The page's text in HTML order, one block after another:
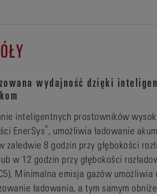
wydajność dzięki
inteligentnych prostowników
EnerSys®, umożliwia ładowanie
zaledwie 8 godzin przy głębokości
w 12 godzin przy głębokości
Minimalna emisja gazów umożliwia
ładowania, a tym samym